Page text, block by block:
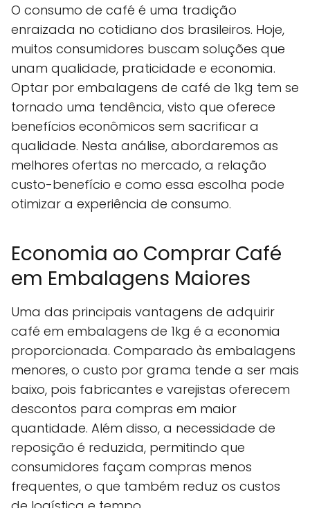
O consumo de café é uma tradição
enraizada no cotidiano dos brasileiros. Hoje,
muitos consumidores buscam soluções que
unam qualidade, praticidade e economia.
Optar por embalagens de café de 1kg tem se
tornado uma tendência, visto que oferece
benefícios econômicos sem sacrificar a
qualidade. Nesta análise, abordaremos as
melhores ofertas no mercado, a relação
custo-benefício e como essa escolha pode
otimizar a experiência de consumo.
Economia ao Comprar Café
em Embalagens Maiores
Uma das principais vantagens de adquirir
café em embalagens de 1kg é a economia
proporcionada. Comparado às embalagens
menores, o custo por grama tende a ser mais
baixo, pois fabricantes e varejistas oferecem
descontos para compras em maior
quantidade. Além disso, a necessidade de
reposição é reduzida, permitindo que
consumidores façam compras menos
frequentes, o que também reduz os custos